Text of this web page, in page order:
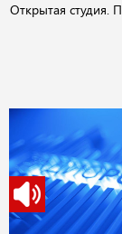
Открытая студия.